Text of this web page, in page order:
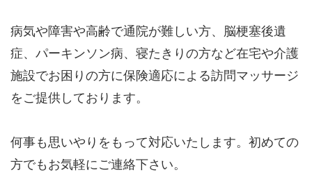
病気や障害や高齢で通院が難しい方、脳梗塞後遺
症、パーキンソン病、寝たきりの方など在宅や介護
施設でお困りの方に保険適応による訪問マッサージ
をご提供しております。
何事も思いやりをもって対応いたします。初めての
方でもお気軽にご連絡下さい。